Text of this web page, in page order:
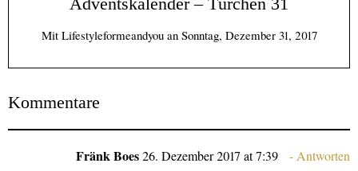
Mit Lifestyleformeandyou an Sonntag, Dezember 31, 2017
Kommentare
Fränk Boes26. Dezember 2017 at 7:39 Antworten